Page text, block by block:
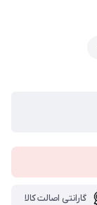
گارانتی اصالت کالا